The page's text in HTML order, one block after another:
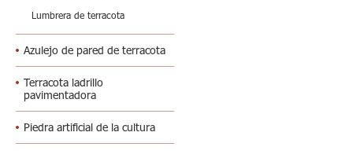
Lumbrera de terracota
Azulejo de pared de terracota
Terracota ladrillo
pavimentadora
Piedra artificial de la cultura